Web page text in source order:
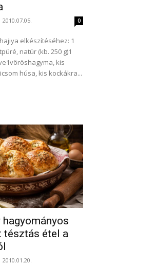
2010.07.05. 0
elkészítéséhez: 1
natúr (kb. 250 g)1
kis
húsa, kis kockákra...
hagyományos
étel a
2010.01.20.